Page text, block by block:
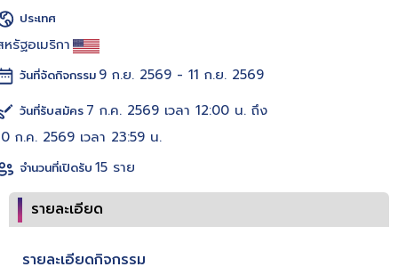
ประเทศ
รัฐอเมริกา
วันที่จัดกิจกรรม 9 ก.ย. 2569 - 11 ก.ย. 2569
วันที่รับสมัคร 7 ก.ค. 2569 เวลา 12:00 น. ถึง
ก.ค. 2569 เวลา 23:59 น.
จำนวนที่เปิดรับ 15 ราย
รายละเอียด
รายละเอียดกิจกรรม